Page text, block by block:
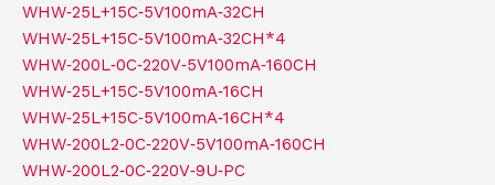
WHW‑25L+15C‑5V100mA‑32CH
WHW‑25L+15C‑5V100mA‑32CH*4
WHW‑200L‑0C‑220V‑5V100mA‑160CH
WHW‑25L+15C‑5V100mA‑16CH
WHW‑25L+15C‑5V100mA‑16CH*4
WHW‑200L2‑0C‑220V‑5V100mA‑160CH
WHW‑200L2‑0C‑220V‑9U‑PC